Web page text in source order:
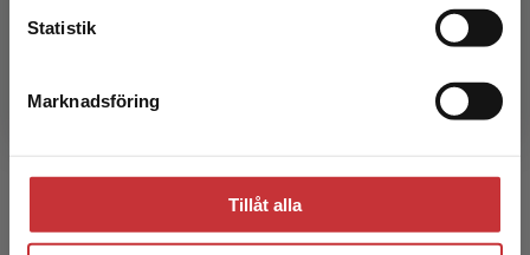
Statistik
Marknadsföring
Tillåt alla
Lalander, P - Svensson, B (red.)
Exkl. moms: 332 kr